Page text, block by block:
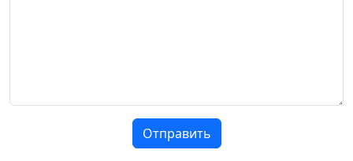
Отправить